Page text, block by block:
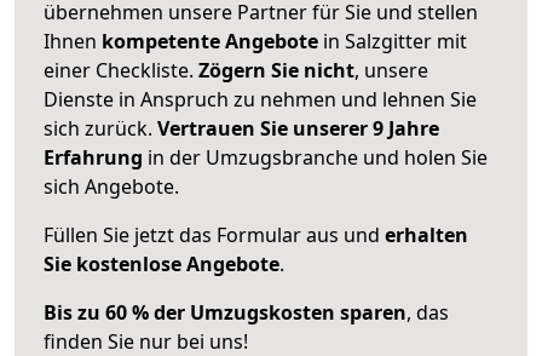
übernehmen unsere Partner für Sie und stellen
Ihnen kompetente Angebote in Salzgitter mit
einer Checkliste. Zögern Sie nicht, unsere
Dienste in Anspruch zu nehmen und lehnen Sie
sich zurück. Vertrauen Sie unserer 9 Jahre
Erfahrung in der Umzugsbranche und holen Sie
sich Angebote.
Füllen Sie jetzt das Formular aus und erhalten
Sie kostenlose Angebote.
Bis zu 60 % der Umzugskosten sparen, das
finden Sie nur bei uns!